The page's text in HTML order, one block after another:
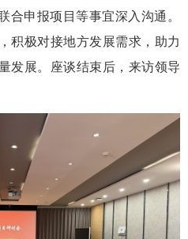
合申报项目等事宜深入沟通。
积极对接地方发展需求，助力
发展。座谈结束后，来访领导